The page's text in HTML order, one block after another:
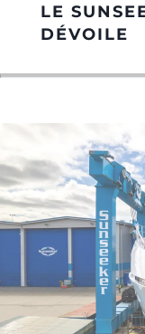
LE
DÉVOILE